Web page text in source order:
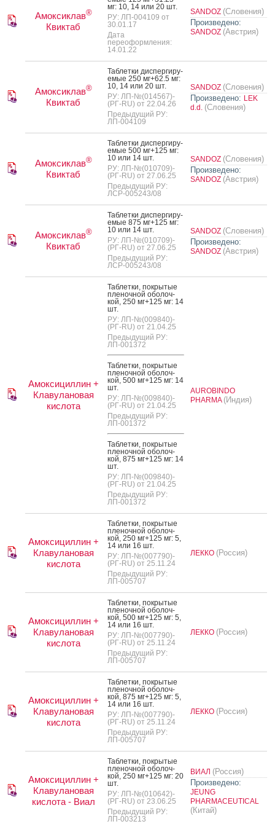
Амоксиклав®
Квиктаб
мг: 10, 14 или 20 шт.
РУ: ЛП-004109 от
30.01.17
Дата
переоформления:
14.01.22
SANDOZ (Словения)
Произведено:
SANDOZ (Австрия)
Амоксиклав®
Квиктаб
Таб­летки дис­перги­ру­
емые 250 мг+62.5 мг:
10, 14 или 20 шт.
РУ: ЛП-№(014567)-
(РГ-RU) от 22.04.26
Предыдущий РУ:
ЛП-004109
SANDOZ (Словения)
Произведено: LEK
d.d. (Словения)
Амоксиклав®
Квиктаб
Таб­летки дис­перги­ру­
емые 500 мг+125 мг:
10 или 14 шт.
РУ: ЛП-№(010709)-
(РГ-RU) от 27.06.25
Предыдущий РУ:
ЛСР-005243/08
SANDOZ (Словения)
Произведено:
SANDOZ (Австрия)
Амоксиклав®
Квиктаб
Таб­летки дис­перги­ру­
емые 875 мг+125 мг:
10 или 14 шт.
РУ: ЛП-№(010709)-
(РГ-RU) от 27.06.25
Предыдущий РУ:
ЛСР-005243/08
SANDOZ (Словения)
Произведено:
SANDOZ (Австрия)
Амоксициллин +
Клавулановая
кислота
Таб­летки, пок­ры­тые
пле­ноч­ной обо­лоч­
кой, 250 мг+125 мг: 14
шт.
РУ: ЛП-№(009840)-
(РГ-RU) от 21.04.25
Предыдущий РУ:
ЛП-001372
Таб­летки, пок­ры­тые
пле­ноч­ной обо­лоч­
кой, 500 мг+125 мг: 14
шт.
РУ: ЛП-№(009840)-
(РГ-RU) от 21.04.25
Предыдущий РУ:
ЛП-001372
Таб­летки, пок­ры­тые
пле­ноч­ной обо­лоч­
кой, 875 мг+125 мг: 14
шт.
РУ: ЛП-№(009840)-
(РГ-RU) от 21.04.25
Предыдущий РУ:
ЛП-001372
AUROBINDO
PHARMA (Индия)
Амоксициллин +
Клавулановая
кислота
Таб­летки, пок­ры­тые
пле­ноч­ной обо­лоч­
кой, 250 мг+125 мг: 5,
14 или 16 шт.
РУ: ЛП-№(007790)-
(РГ-RU) от 25.11.24
Предыдущий РУ:
ЛП-005707
ЛЕККО (Россия)
Амоксициллин +
Клавулановая
кислота
Таб­летки, пок­ры­тые
пле­ноч­ной обо­лоч­
кой, 500 мг+125 мг: 5,
14 или 16 шт.
РУ: ЛП-№(007790)-
(РГ-RU) от 25.11.24
Предыдущий РУ:
ЛП-005707
ЛЕККО (Россия)
Амоксициллин +
Клавулановая
кислота
Таб­летки, пок­ры­тые
пле­ноч­ной обо­лоч­
кой, 875 мг+125 мг: 5,
14 или 16 шт.
РУ: ЛП-№(007790)-
(РГ-RU) от 25.11.24
Предыдущий РУ:
ЛП-005707
ЛЕККО (Россия)
Амоксициллин +
Клавулановая
кислота - Виал
Таб­летки, пок­ры­тые
пле­ноч­ной обо­лоч­
кой, 250 мг+125 мг: 20
шт.
РУ: ЛП-№(010642)-
(РГ-RU) от 23.06.25
Предыдущий РУ:
ЛП-003213
ВИАЛ (Россия)
Произведено:
JEUNG
PHARMACEUTICAL
(Китай)